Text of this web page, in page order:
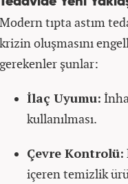
Modern tıpta astım
krizin oluşmasını
gerekenler şunlar:
İlaç Uyumu:
kullanılması.
Çevre Kontrolü:
içeren temizlik